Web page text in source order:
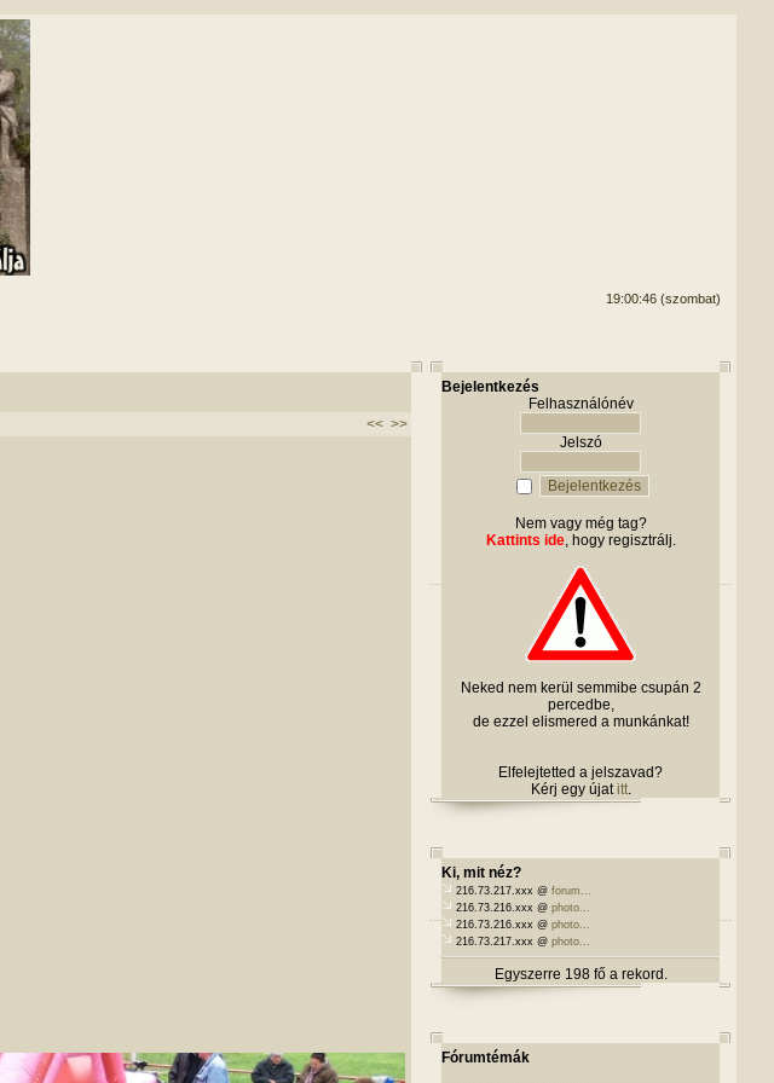
19:00:46 (szombat)
<< >>
Bejelentkezés
Felhasználónév
Jelszó
Nem vagy még tag?
Kattints ide, hogy regisztrálj.
Neked nem kerül semmibe csupán 2
percedbe,
de ezzel elismered a munkánkat!
Elfelejtetted a jelszavad?
Kérj egy újatitt.
Ki, mit néz?
216.73.217.xxx @ forum...
216.73.216.xxx @ photo...
216.73.216.xxx @ photo...
216.73.217.xxx @ photo...
Egyszerre 198 fő a rekord.
Fórumtémák